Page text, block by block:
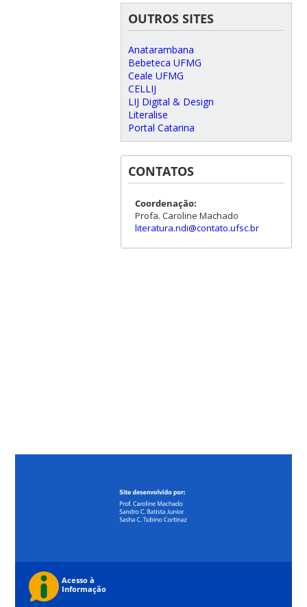
OUTROS SITES
Anatarambana
Bebeteca UFMG
Ceale UFMG
CELLIJ
LIJ Digital & Design
Literalise
Portal Catarina
CONTATOS
Coordenação:
Profa. Caroline Machado
literatura.ndi@contato.ufsc.br